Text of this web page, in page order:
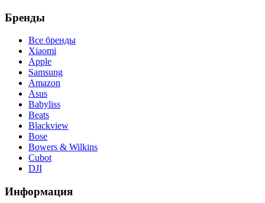
Бренды
Все бренды
Xiaomi
Apple
Samsung
Amazon
Asus
Babyliss
Beats
Blackview
Bose
Bowers & Wilkins
Cubot
DJI
Информация